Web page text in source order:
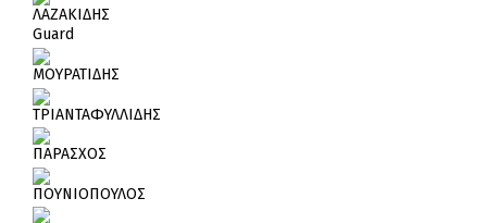
ΛΑΖΑΚΙΔΗΣ
Guard
ΜΟΥΡΑΤΙΔΗΣ
ΤΡΙΑΝΤΑΦΥΛΛΙΔΗΣ
ΠΑΡΑΣΧΟΣ
ΠΟΥΝΙΟΠΟΥΛΟΣ